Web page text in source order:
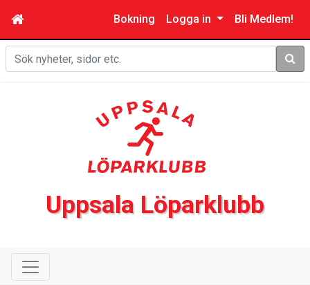
Bokning Logga in Bli Medlem!
Sök
Uppsala Löparklubb